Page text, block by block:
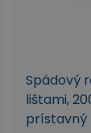
Spádový
lištami,
prístavný